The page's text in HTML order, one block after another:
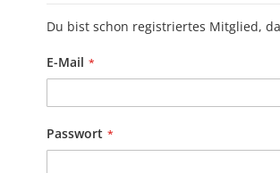
Du bist schon registriertes Mitglied,
E-Mail
Passwort